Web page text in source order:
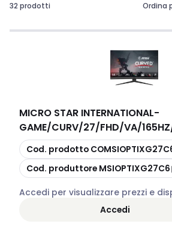
32 prodotti Ordina
MICRO STAR INTERNATIONAL-
GAME/CURV/27/FHD/VA/
copia
Cod. prodotto
copia
Cod. produttore MSIOPTIXG27C6
Accedi per visualizzare prezzi e
Accedi